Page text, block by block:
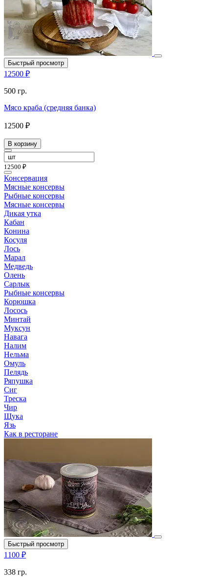
Быстрый просмотр
12500 ₽
500 гр.
Мясо краба (средняя банка)
12500 ₽
В корзину
12500 ₽
Консервация
Мясные консервы
Рыбные консервы
Мясные консервы
Дикая утка
Кабан
Конина
Косуля
Лось
Марал
Медведь
Олень
Сарлык
Рыбные консервы
Корюшка
Лосось
Минтай
Муксун
Навага
Налим
Нельма
Омуль
Пелядь
Ряпушка
Сиг
Треска
Чир
Щука
Язь
Как в ресторане
Быстрый просмотр
1100 ₽
338 гр.